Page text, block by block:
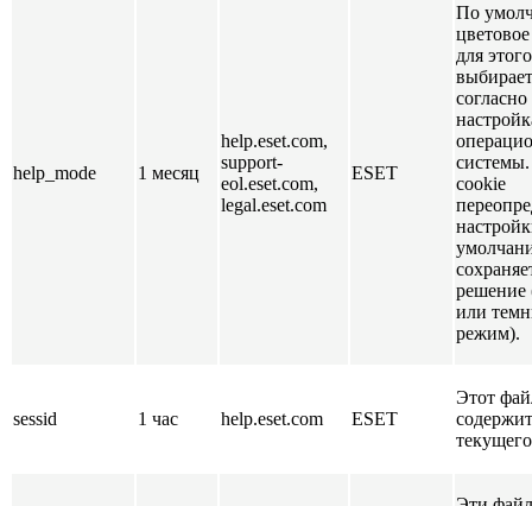
help_mode 1 месяц
help.eset.com,
support-
eol.eset.com,
legal.eset.com
ESET
По
для
согласно
cookie
или
режим).
sessid 1 час help.eset.com ESET
Этот